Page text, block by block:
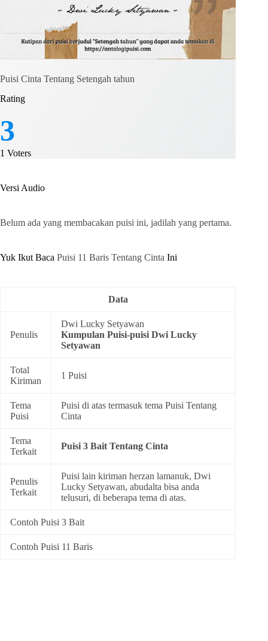
Puisi Cinta Tentang Setengah tahun
Rating
3
1 Voters
Versi Audio
Belum ada yang membacakan puisi ini, jadilah yang pertama.
Yuk Ikut Baca Puisi 11 Baris Tentang Cinta Ini
Data
Penulis
Dwi Lucky Setyawan
Kumpulan Puisi-puisi Dwi Lucky
Setyawan
Total
Kiriman
1 Puisi
Tema
Puisi
Puisi di atas termasuk tema Puisi Tentang
Cinta
Tema
Terkait
Puisi 3 Bait Tentang Cinta
Penulis
Terkait
Puisi lain kiriman herzan lamanuk, Dwi
Lucky Setyawan, abudalta bisa anda
telusuri, di beberapa tema di atas.
Contoh Puisi 3 Bait
Contoh Puisi 11 Baris